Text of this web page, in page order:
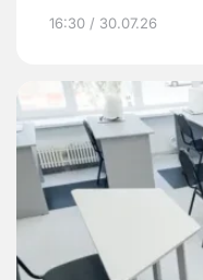
16:30 / 30.07.26